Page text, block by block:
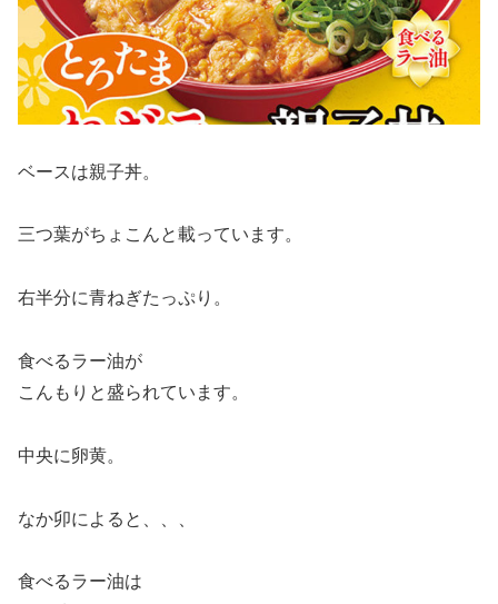
ベースは親子丼。
三つ葉がちょこんと載っています。
右半分に青ねぎたっぷり。
食べるラー油が
こんもりと盛られています。
中央に卵黄。
なか卯によると、、、
食べるラー油は